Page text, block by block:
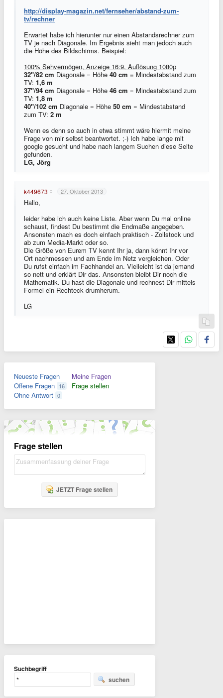
http://display-magazin.net/fernseher/abstand-zum-
tv/rechner
Erwartet habe ich hierunter nur einen Abstandsrechner zum
TV je nach Diagonale. Im Ergebnis sieht man jedoch auch
die Höhe des Bildschirms. Beispiel:
100% Sehvermögen, Anzeige 16:9, Auflösung 1080p
32''/82 cm Diagonale = Höhe 40 cm = Mindestabstand zum
TV: 1,6 m
37''/94 cm Diagonale = Höhe 46 cm = Mindestabstand zum
TV: 1,8 m
40''/102 cm Diagonale = Höhe 50 cm = Mindestabstand
zum TV: 2 m
Wenn es denn so auch in etwa stimmt wäre hiermit meine
Frage von mir selbst beantwortet. ;-) Ich habe lange mit
google gesucht und habe nach langem Suchen diese Seite
gefunden.
LG, Jörg
k449673 27. Oktober 2013
Hallo,
leider habe ich auch keine Liste. Aber wenn Du mal online
schaust, findest Du bestimmt die Endmaße angegeben.
Ansonsten mach es doch einfach praktisch - Zollstock und
ab zum Media-Markt oder so.
Die Größe von Eurem TV kennt Ihr ja, dann könnt Ihr vor
Ort nachmessen und am Ende im Netz vergleichen. Oder
Du rufst einfach im Fachhandel an. Vielleicht ist da jemand
so nett und erklärt Dir das. Ansonsten bleibt Dir noch die
Mathematik. Du hast die Diagonale und rechnest Dir mittels
Formel ein Rechteck drumherum.
LG
Neueste Fragen
Offene Fragen 16
Ohne Antwort 0
Meine Fragen
Frage stellen
Frage stellen
JETZT Frage stellen
Suchbegriff
suchen